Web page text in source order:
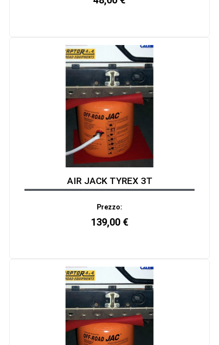
AIR JACK TYREX 3T
Prezzo:
139,00 €